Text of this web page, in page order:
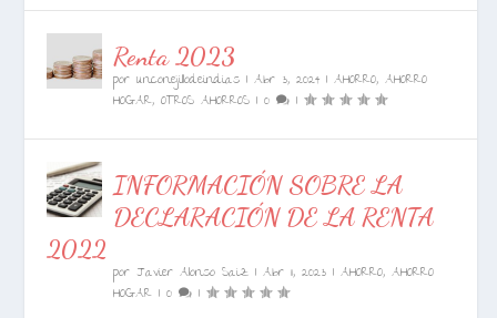
Renta 2023
porunconejillodeindias |Abr 3, 2024 |AHORRO,AHORRO
HOGAR,OTROS AHORROS |0 |
INFORMACIÓN SOBRE LA
DECLARACIÓN DE LA RENTA
2022
por Javier Alonso Saiz |Abr 11, 2023 |AHORRO,AHORRO
HOGAR |0 |